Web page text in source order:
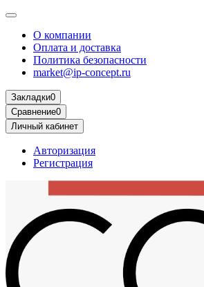
О компании
Оплата и доставка
Политика безопасности
market@ip-concept.ru
Закладки0
Сравнение0
Личный кабинет
Авторизация
Регистрация